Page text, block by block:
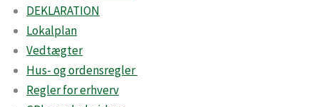
DEKLARATION
Lokalplan
Vedtægter
Hus- og ordensregler
Regler for erhverv